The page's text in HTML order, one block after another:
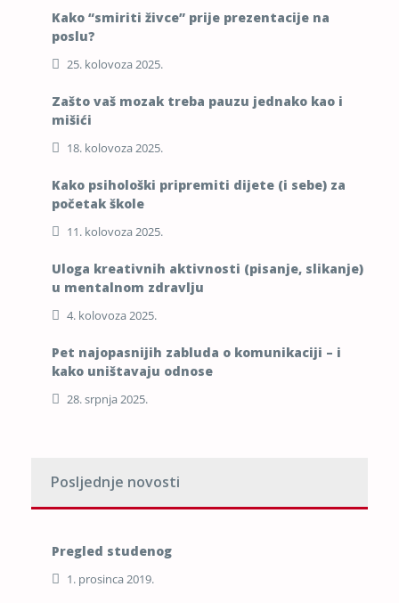
Kako “smiriti živce” prije prezentacije na
poslu?
25. kolovoza 2025.
Zašto vaš mozak treba pauzu jednako kao i
mišići
18. kolovoza 2025.
Kako psihološki pripremiti dijete (i sebe) za
početak škole
11. kolovoza 2025.
Uloga kreativnih aktivnosti (pisanje, slikanje)
u mentalnom zdravlju
4. kolovoza 2025.
Pet najopasnijih zabluda o komunikaciji – i
kako uništavaju odnose
28. srpnja 2025.
Posljednje novosti
Pregled studenog
1. prosinca 2019.